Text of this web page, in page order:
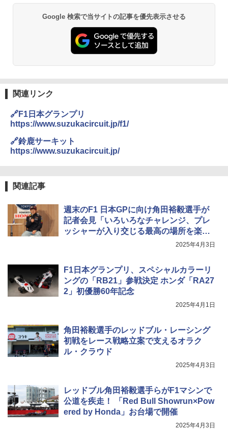
Google 検索で当サイトの記事を優先表示させる
関連リンク
🔗F1日本グランプリ
https://www.suzukacircuit.jp/f1/
🔗鈴鹿サーキット
https://www.suzukacircuit.jp/
関連記事
週末のF1 日本GPに向け角田裕毅選手が
記者会見「いろいろなチャレンジ、プレ
ッシャーが入り交じる最高の場所を楽し
2025年4月3日
F1日本グランプリ、スペシャルカラーリ
ングの「RB21」参戦決定 ホンダ「RA27
2」初優勝60年記念
2025年4月1日
角田裕毅選手のレッドブル・レーシング
初戦をレース戦略立案で支えるオラク
ル・クラウド
2025年4月3日
レッドブル角田裕毅選手らがF1マシンで
公道を疾走！ 「Red Bull Showrun×Pow
ered by Honda」お台場で開催
2025年4月3日